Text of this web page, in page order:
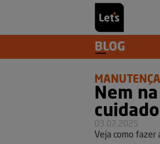
Nem
03.07.2025
Veja como fazer